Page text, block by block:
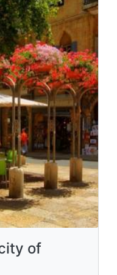
of